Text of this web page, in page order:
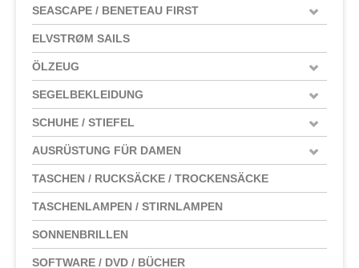
SEASCAPE / BENETEAU FIRST
ELVSTRØM SAILS
ÖLZEUG
SEGELBEKLEIDUNG
SCHUHE / STIEFEL
AUSRÜSTUNG FÜR DAMEN
TASCHEN / RUCKSÄCKE / TROCKENSÄCKE
TASCHENLAMPEN / STIRNLAMPEN
SONNENBRILLEN
SOFTWARE / DVD / BÜCHER